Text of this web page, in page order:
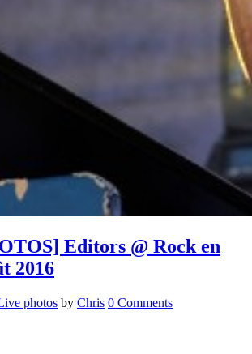
Editors @ Rock en
2016
photos by Chris 0 Comments